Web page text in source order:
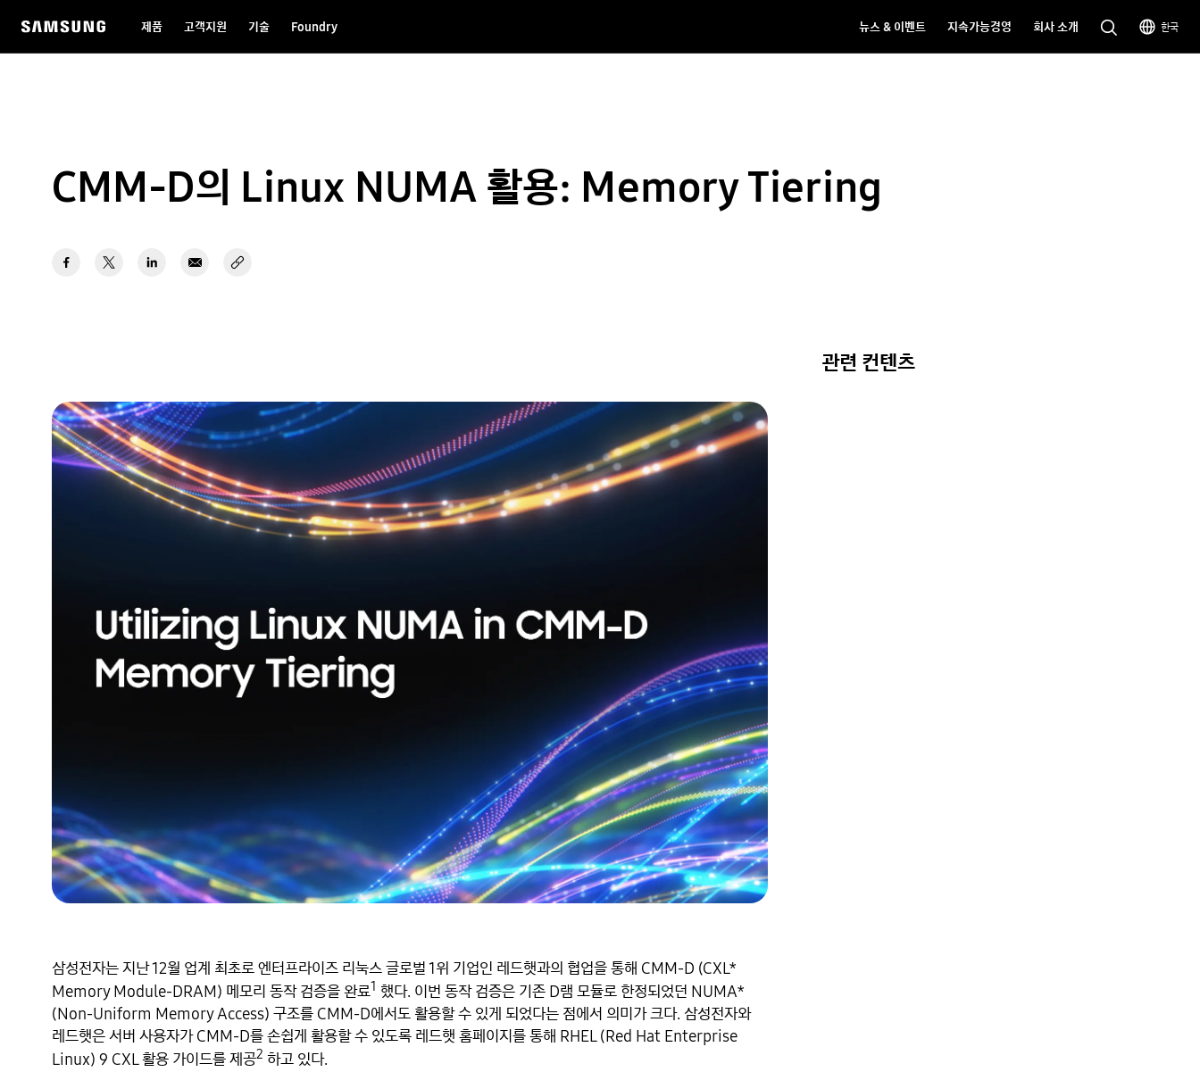
제품 고객지원 기술 Foundry 뉴스 & 이벤트 지속가능경영 회사 소개 한국
CMM-D의 Linux NUMA 활용: Memory Tiering
삼성전자는 지난 12월 업계 최초로 엔터프라이즈 리눅스 글로벌 1위 기업인 레드햇과의 협업을 통해 CMM-D (CXL*
Memory Module-DRAM) 메모리 동작 검증을 완료1 했다. 이번 동작 검증은 기존 D램 모듈로 한정되었던 NUMA*
(Non-Uniform Memory Access) 구조를 CMM-D에서도 활용할 수 있게 되었다는 점에서 의미가 크다. 삼성전자와
레드햇은 서버 사용자가 CMM-D를 손쉽게 활용할 수 있도록 레드햇 홈페이지를 통해 RHEL (Red Hat Enterprise
Linux) 9 CXL 활용 가이드를 제공2 하고 있다.
관련 컨텐츠